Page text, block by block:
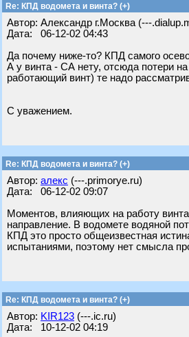
Re: КПД водомета и винта? (+)
Автор: Александр г.Москва (---
Дата: 06-12-02 04:43
Да почему ниже-то? КПД самого
А у винта - СА нету, отсюда потери на
работающий винт) те надо
С уважением.
Re: КПД водомета и винта? (+)
Автор: алекс (---.primorye.ru)
Дата: 06-12-02 09:07
Моментов, влияющих на работу
направление. В водомете водяной
КПД это просто общеизвестная
испытаниями, поэтому нет смысла
Re: КПД водомета и винта? (+)
Автор: KIR123 (---.ic.ru)
Дата: 10-12-02 04:19